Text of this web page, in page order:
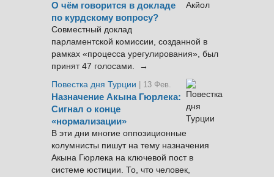
О чём говорится в докладе
по курдскому вопросу?
Совместный доклад
парламентской комиссии, созданной в
рамках «процесса урегулирования», был
принят 47 голосами. →
Повестка дня Турции
| 13 Фев.
Назначение Акына Гюрлека:
Сигнал о конце
«нормализации»
В эти дни многие оппозиционные
колумнисты пишут на тему назначения
Акына Гюрлека на ключевой пост в
системе юстиции. То, что человек,